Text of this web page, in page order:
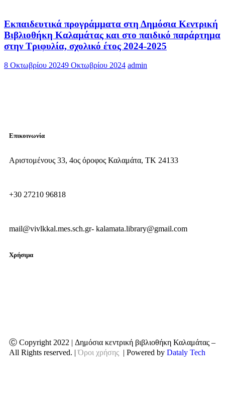
Εκπαιδευτικά προγράμματα στη Δημόσια Κεντρική
Βιβλιοθήκη Καλαμάτας και στο παιδικό παράρτημα
στην Τριφυλία, σχολικό έτος 2024-2025
8 Οκτωβρίου 20249 Οκτωβρίου 2024 admin
Επικοινωνία
Αριστομένους 33, 4ος όροφος Καλαμάτα, ΤΚ 24133
+30 27210 96818
mail@vivlkkal.mes.sch.gr- kalamata.library@gmail.com
Χρήσιμα
Ⓒ Copyright 2022 | Δημόσια κεντρική βιβλιοθήκη Καλαμάτας –
All Rights reserved. |Όροι χρήσης | Powered by Dataly Tech